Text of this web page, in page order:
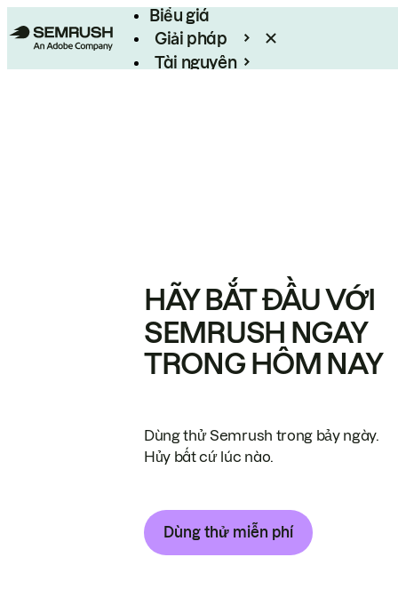
Biểu giá
Giải pháp
Tài nguyên
HÃY BẮT ĐẦU VỚI
SEMRUSH NGAY
TRONG HÔM NAY
Dùng thử Semrush trong bảy ngày.
Hủy bất cứ lúc nào.
Dùng thử miễn phí